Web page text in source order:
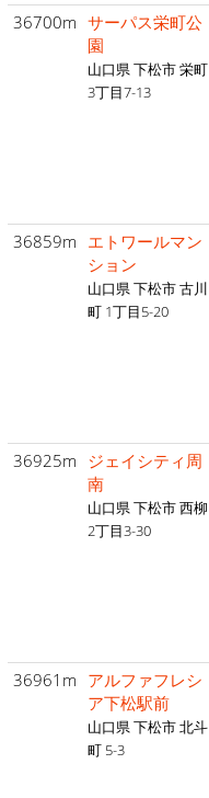
36700m サーパス栄町公
園
山口県 下松市 栄町
3丁目7-13
36859m エトワールマン
ション
山口県 下松市 古川
町 1丁目5-20
36925m ジェイシティ周
南
山口県 下松市 西柳
2丁目3-30
36961m アルファフレシ
ア下松駅前
山口県 下松市 北斗
町 5-3